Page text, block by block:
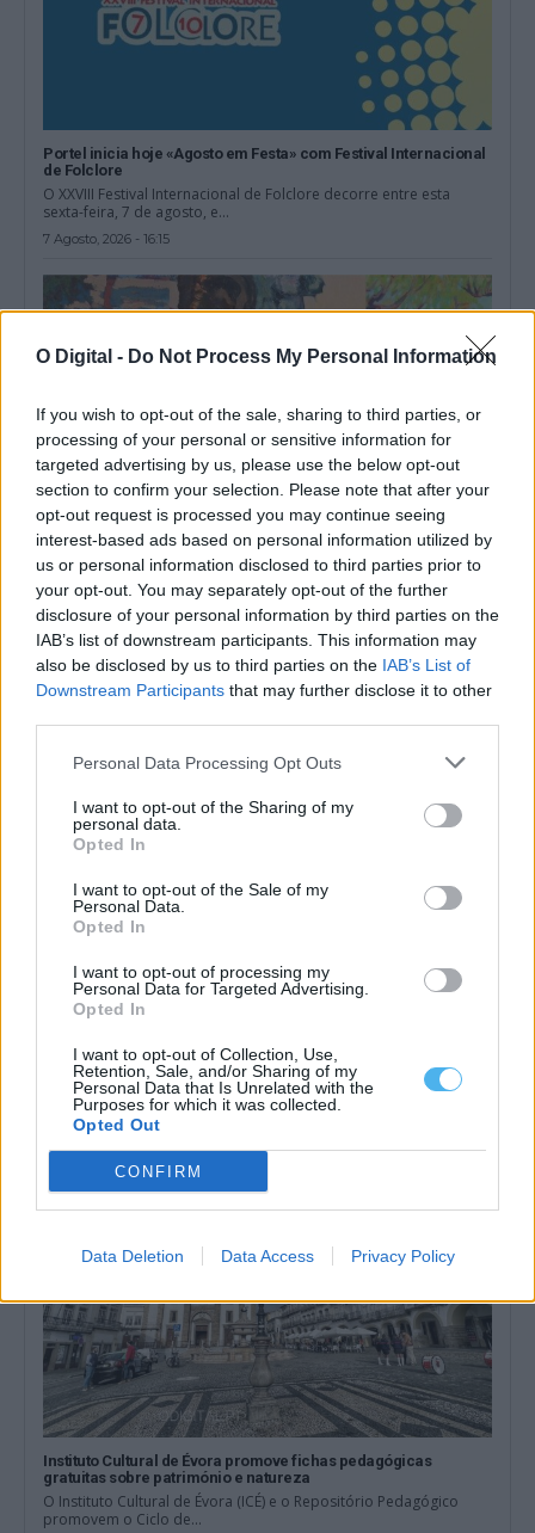
O Digital - Do Not Process My Personal Information
If you wish to opt-out of the sale, sharing to third parties, or
processing of your personal or sensitive information for
targeted advertising by us, please use the below opt-out
section to confirm your selection. Please note that after your
opt-out request is processed you may continue seeing
interest-based ads based on personal information utilized by
us or personal information disclosed to third parties prior to
your opt-out. You may separately opt-out of the further
disclosure of your personal information by third parties on the
IAB’s list of downstream participants. This information may
also be disclosed by us to third parties on the IAB’s List of
Downstream Participants that may further disclose it to other
Personal Data Processing Opt Outs
I want to opt-out of the Sharing of my
personal data.
Opted In
I want to opt-out of the Sale of my
Personal Data.
Opted In
I want to opt-out of processing my
Personal Data for Targeted Advertising.
Opted In
I want to opt-out of Collection, Use,
Retention, Sale, and/or Sharing of my
Personal Data that Is Unrelated with the
Purposes for which it was collected.
Opted Out
CONFIRM
Data Deletion Data Access Privacy Policy
Portel inicia hoje «Agosto em Festa» com Festival Internacional
de Folclore
O XXVIII Festival Internacional de Folclore decorre entre esta
sexta-feira, 7 de agosto, e...
7 Agosto, 2026 - 16:15
As árvores do Montado são as protagonistas desta exposição
em Portel
A exposição de pintura «Num Tempo de Regresso», da autoria
de Manuel Casa Branca,...
7 Agosto, 2026 - 15:00
As Noites do Jardim regressam em agosto ao concelho de
Mourão, com quatro espetáculos...
6 Agosto, 2026 - 14:24
Instituto Cultural de Évora promove fichas pedagógicas
gratuitas sobre património e natureza
O Instituto Cultural de Évora (ICÉ) e o Repositório Pedagógico
promovem o Ciclo de...